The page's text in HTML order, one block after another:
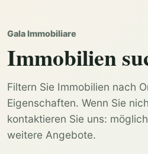
Gala Immobiliare
Immobilien
Filtern Sie Immobilien nach
Eigenschaften. Wenn Sie
kontaktieren Sie uns:
weitere Angebote.